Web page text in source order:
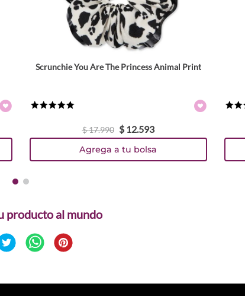
Scrunchie You Are The Princess Animal Print
$17.990 $ 12.593
Agrega a tu bolsa